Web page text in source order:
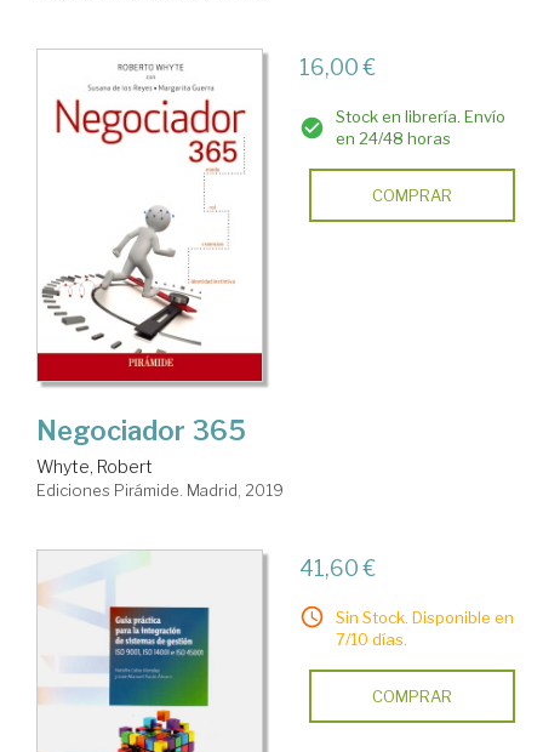
16,00 €
Stock en librería. Envío
en 24/48 horas
COMPRAR
Negociador 365
Whyte, Robert
Ediciones Pirámide. Madrid, 2019
41,60 €
Sin Stock. Disponible en
7/10 días.
COMPRAR